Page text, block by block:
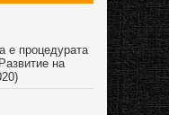
e процедурата
на